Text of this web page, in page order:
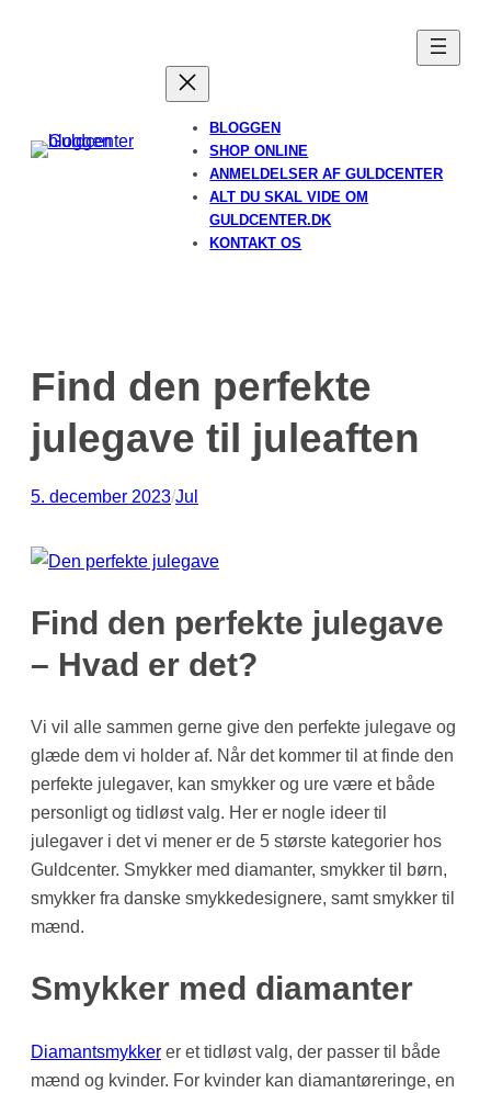
BLOGGEN
SHOP ONLINE
ANMELDELSER AF GULDCENTER
ALT DU SKAL VIDE OM
GULDCENTER.DK
KONTAKT OS
Find den perfekte
julegave til juleaften
5. december 2023/Jul
Find den perfekte julegave
– Hvad er det?
Vi vil alle sammen gerne give den perfekte julegave og
glæde dem vi holder af. Når det kommer til at finde den
perfekte julegaver, kan smykker og ure være et både
personligt og tidløst valg. Her er nogle ideer til
julegaver i det vi mener er de 5 største kategorier hos
Guldcenter. Smykker med diamanter, smykker til børn,
smykker fra danske smykkedesignere, samt smykker til
mænd.
Smykker med diamanter
Diamantsmykker er et tidløst valg, der passer til både
mænd og kvinder. For kvinder kan diamantøreringe, en